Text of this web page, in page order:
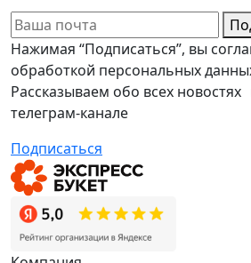
Нажимая “Подписаться”, вы
обработкой персональных
Рассказываем обо всех
телеграм-канале
Подписаться